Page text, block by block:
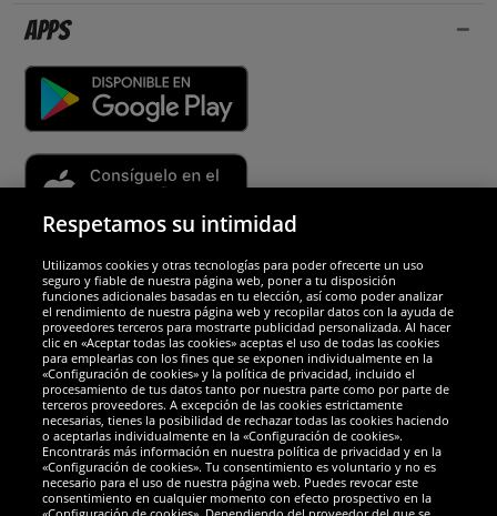
Apps
Socios y seguridad
Galardones
Respetamos su intimidad
Utilizamos cookies y otras tecnologías para poder ofrecerte un uso
seguro y fiable de nuestra página web, poner a tu disposición
funciones adicionales basadas en tu elección, así como poder analizar
el rendimiento de nuestra página web y recopilar datos con la ayuda de
proveedores terceros para mostrarte publicidad personalizada. Al hacer
clic en «Aceptar todas las cookies» aceptas el uso de todas las cookies
para emplearlas con los fines que se exponen individualmente en la
«Configuración de cookies» y la política de privacidad, incluido el
procesamiento de tus datos tanto por nuestra parte como por parte de
terceros proveedores. A excepción de las cookies estrictamente
necesarias, tienes la posibilidad de rechazar todas las cookies haciendo
o aceptarlas individualmente en la «Configuración de cookies».
Encontrarás más información en nuestra política de privacidad y en la
«Configuración de cookies». Tu consentimiento es voluntario y no es
necesario para el uso de nuestra página web. Puedes revocar este
consentimiento en cualquier momento con efecto prospectivo en la